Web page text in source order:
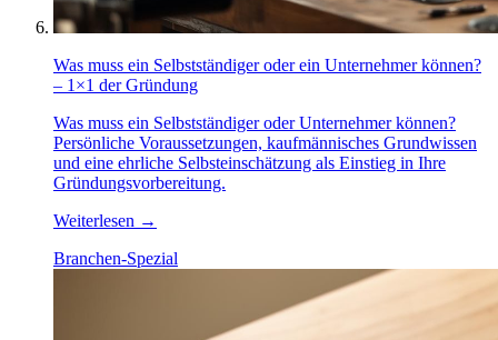
Was muss ein Selbstständiger oder ein Unternehmer können?
– 1×1 der Gründung
Was muss ein Selbstständiger oder Unternehmer können?
Persönliche Voraussetzungen, kaufmännisches Grundwissen
und eine ehrliche Selbsteinschätzung als Einstieg in Ihre
Gründungsvorbereitung.
Weiterlesen →
Branchen-Spezial